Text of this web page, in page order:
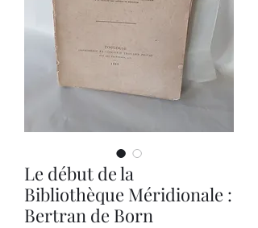
Le début de la
Bibliothèque Méridionale :
Bertran de Born